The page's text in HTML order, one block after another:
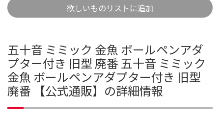
欲しいものリストに追加
五十音 ミミック 金魚 ボールペンアダ
プター付き 旧型 廃番 五十音 ミミック
金魚 ボールペンアダプター付き 旧型
廃番 【公式通販】の詳細情報